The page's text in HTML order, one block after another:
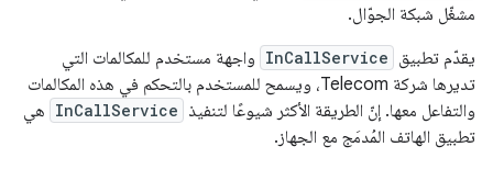
مشغّل شبكة الجوّال.
يقدّم تطبيق InCallService واجهة مستخدم للمكالمات التي
تديرها شركة Telecom، ويسمح للمستخدم بالتحكم في هذه المكالمات
والتفاعل معها. إنّ الطريقة الأكثر شيوعًا لتنفيذ InCallService هي
تطبيق الهاتف المُدمَج مع الجهاز.